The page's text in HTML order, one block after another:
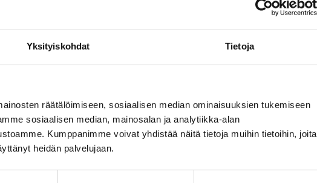
Yksityiskohdat Tietoja
räätälöimiseen, sosiaalisen median ominaisuuksien tukemiseen
sosiaalisen median, mainosalan ja analytiikka-alan
Kumppanimme voivat yhdistää näitä tietoja muihin tietoihin, joita
heidän palvelujaan.